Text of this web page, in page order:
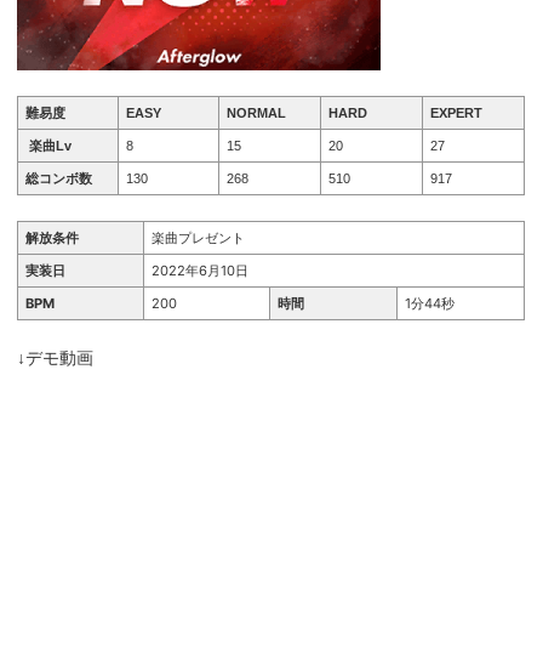
難易度 EASY NORMAL HARD EXPERT
楽曲Lv 8 15 20 27
総コンボ数 130 268 510 917
解放条件
楽曲プレゼント
実装日
2022年6月10日
BPM
200 時間 1分44秒
↓デモ動画